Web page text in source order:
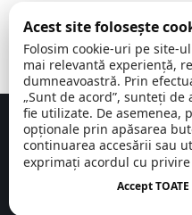
vineri
08:00 -
14:00
Concept realizat deBig
Acest site folosește
Folosim cookie-uri pe site-
mai relevantă experiență,
dumneavoastră. Prin
„Sunt de acord”, sunteți de
fie utilizate. De asemenea,
opționale prin apăsarea
continuarea accesării sau
exprimați acordul cu privire
Accept TOATE